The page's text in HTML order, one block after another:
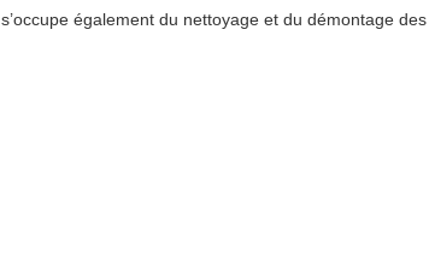
également du nettoyage et du démontage des